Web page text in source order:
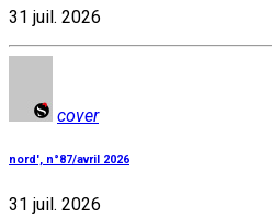
31 juil. 2026
cover
nord', n°87/avril 2026
31 juil. 2026